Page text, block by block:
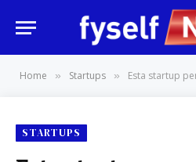
Home » Startups » Esta startup permite a los
STARTUPS